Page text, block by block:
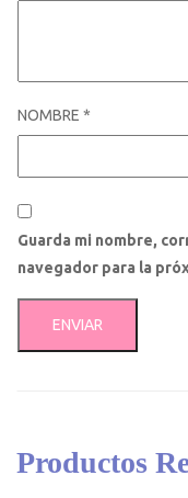
NOMBRE *
Guarda mi nombre,
navegador para la
Productos